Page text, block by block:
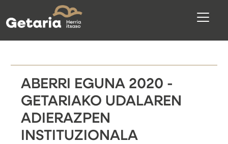
ABERRI EGUNA 2020 -
GETARIAKO UDALAREN
ADIERAZPEN
INSTITUZIONALA